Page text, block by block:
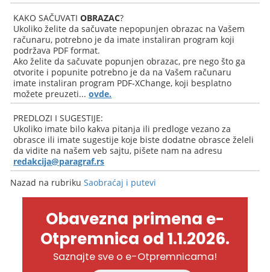
KAKO SAČUVATIOBRAZAC?
Ukoliko želite da sačuvate nepopunjen obrazac na Vašem
računaru, potrebno je da imate instaliran program koji
podržava PDF format.
Ako želite da sačuvate popunjen obrazac, pre nego što ga
otvorite i popunite potrebno je da na Vašem računaru
imate instaliran program PDF-XChange, koji besplatno
možete preuzeti...ovde.
PREDLOZI I SUGESTIJE:
Ukoliko imate bilo kakva pitanja ili predloge vezano za
obrasce ili imate sugestije koje biste dodatne obrasce želeli
da vidite na našem veb sajtu, pišete nam na adresu
redakcija@paragraf.rs
Nazad na rubrikuSaobraćaj i putevi
Obavezna primena e-
Otpremnica od 1.1.2026.
Saznajte sve o e-Otpremnicama!